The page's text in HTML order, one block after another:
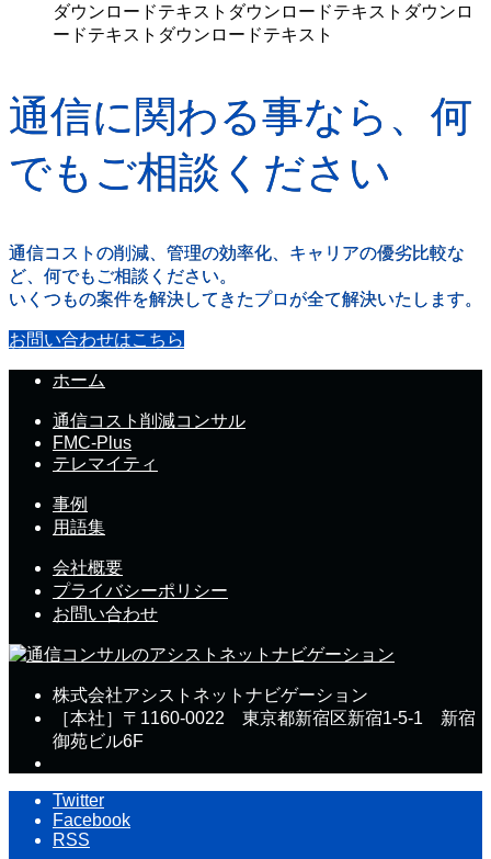
ダウンロードテキストダウンロードテキストダウンロ
ードテキストダウンロードテキスト
通信に関わる事なら、何
でもご相談ください
通信コストの削減、管理の効率化、キャリアの優劣比較な
ど、何でもご相談ください。
いくつもの案件を解決してきたプロが全て解決いたします。
お問い合わせはこちら
ホーム
通信コスト削減コンサル
FMC-Plus
テレマイティ
事例
用語集
会社概要
プライバシーポリシー
お問い合わせ
株式会社アシストネットナビゲーション
［本社］〒1160-0022 東京都新宿区新宿1-5-1 新宿
御苑ビル6F
Twitter
Facebook
RSS